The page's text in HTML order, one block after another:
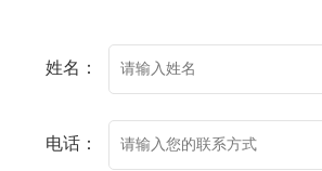
姓名：
电话：